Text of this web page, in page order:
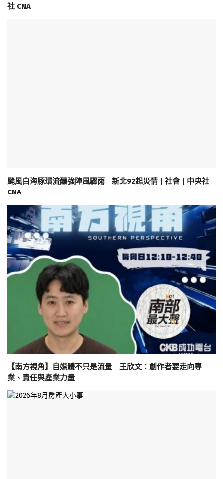
社 CNA
颱風白海豚環流釀強陣風驟雨 新北92起災情 | 社會 | 中央社
CNA
【南方視角】自媒體不只是流量 王欣文：創作者要走向專
業、責任與產業力量